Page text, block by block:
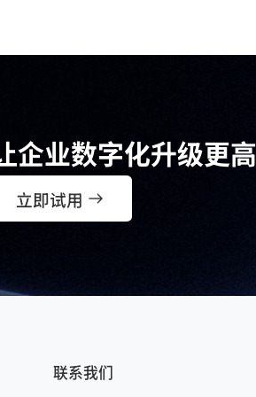
企业数字化升级更
立即试用
联系我们